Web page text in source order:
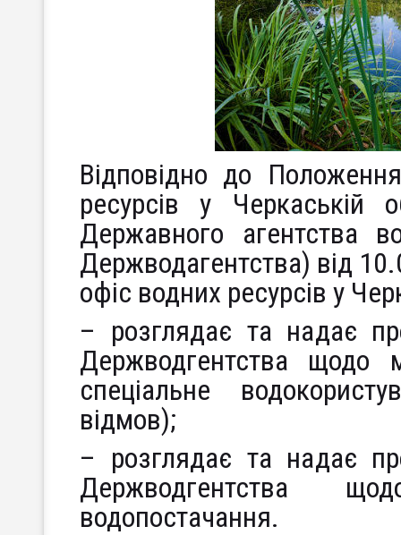
Відповідно до
ресурсів у Черкаській
Державного агентства
Держводагентства) від
офіс водних ресурсів у
– розглядає та надає
Держводгентства щодо
спеціальне
відмов);
– розглядає та надає
Держводгентства
водопостачання.